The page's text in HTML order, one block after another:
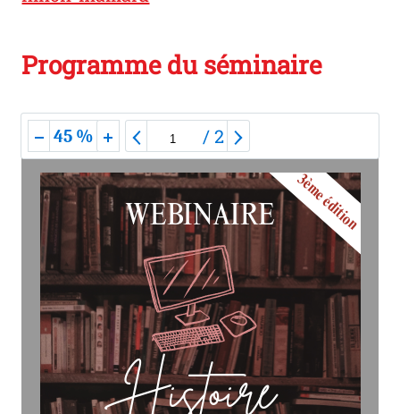
Programme du séminaire
45 % /2
Histoire
WEBINAIRE 3ème édition